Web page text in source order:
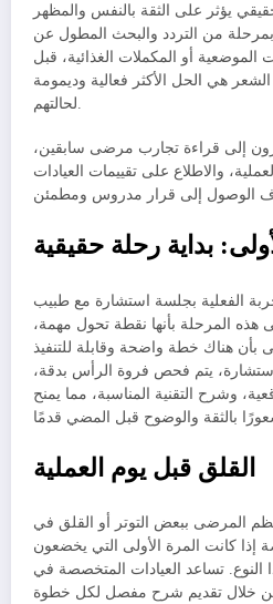
يؤثر على الثقة بالنفس والمظهر
من التردد والبحث المطول عن
أو المكملات الغذائية، قبل
هي الحل الأكثر فعالية وديمومة
إلى قراءة تجارب مرضى سابقين،
والاطلاع على تقييمات العيادات
بداية رحلة حقيقية
الفعلية بجلسة استشارة مع طبيب
المرحلة بأنها نقطة تحول مهمة،
بأن هناك خطة واضحة وقابلة للتنفيذ
يتم فحص فروة الرأس بدقة،
وشرح التقنية المناسبة، مما يمنح
القلق قبل يوم العملية
المرضى ببعض التوتر أو القلق في
إذا كانت المرة الأولى التي يخضعون
النوع. تساعد العيادات المتخصصة في
خلال تقديم شرح مفصل لكل خطوة